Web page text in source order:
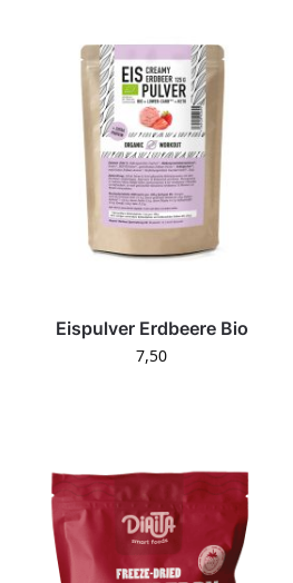
Eispulver Erdbeere Bio
7,50